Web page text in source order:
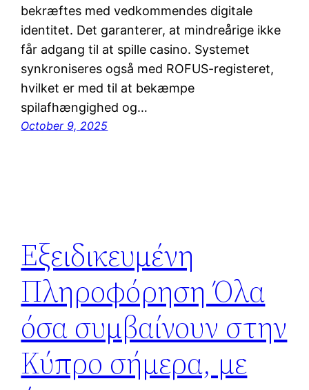
bekræftes med vedkommendes digitale
identitet. Det garanterer, at mindreårige ikke
får adgang til at spille casino. Systemet
synkroniseres også med ROFUS-registeret,
hvilket er med til at bekæmpe
spilafhængighed og…
October 9, 2025
Εξειδικευμένη
Πληροφόρηση Όλα
όσα συμβαίνουν στην
Κύπρο σήμερα, με